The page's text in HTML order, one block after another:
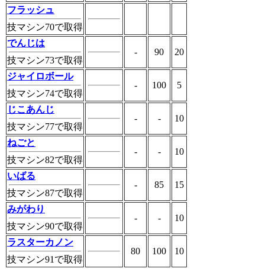
フラッシュ
技マシン70で取得
でんじは
技マシン73で取得
- 90 20
ジャイロボール
技マシン74で取得
- 100 5
じこあんじ
技マシン77で取得
- - 10
ねごと
技マシン82で取得
- - 10
いばる
技マシン87で取得
- 85 15
みがわり
技マシン90で取得
- - 10
ラスターカノン
技マシン91で取得
80 100 10